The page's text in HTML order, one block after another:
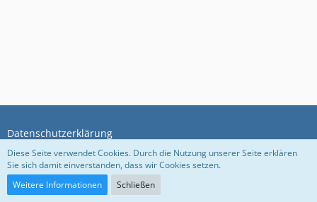
Datenschutzerklärung
Community-Software:
Diese Seite verwendet Cookies. Durch die Nutzung unserer Seite erklären
Sie sich damit einverstanden, dass wir Cookies setzen.
Weitere Informationen
Schließen